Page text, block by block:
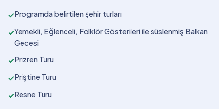
✓Programda belirtilen şehir turları
✓Yemekli, Eğlenceli, Folklör Gösterileri ile süslenmiş Balkan
Gecesi
✓Prizren Turu
✓Priştine Turu
✓Resne Turu